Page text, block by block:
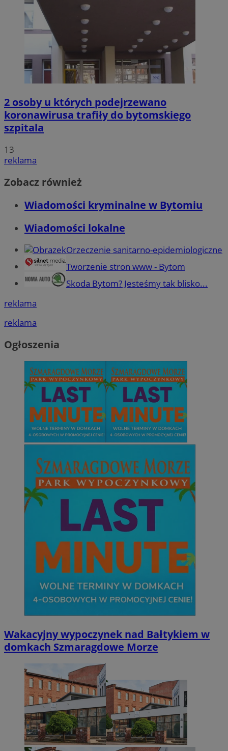
2 osoby u których podejrzewano
koronawirusa trafiły do bytomskiego
szpitala
13
reklama
Zobacz również
Wiadomości kryminalne w Bytomiu
Wiadomości lokalne
Orzeczenie sanitarno-epidemiologiczne
Tworzenie stron www - Bytom
Skoda Bytom? Jesteśmy tak blisko...
reklama
reklama
Ogłoszenia
Wakacyjny wypoczynek nad Bałtykiem w
domkach Szmaragdowe Morze